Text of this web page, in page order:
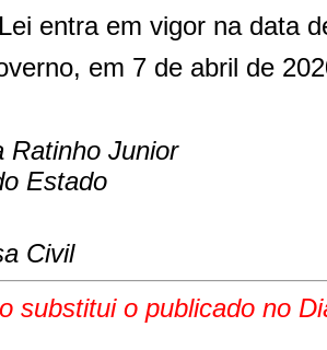
entra em vigor na data
em 7 de abril de
Ratinho Junior
Estado
Civil
substitui o publicado no